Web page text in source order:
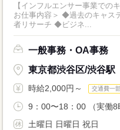
【インフルエンサー事業での
お仕事内容＞ ◆過去のキャス
者リサーチ ◆ビジネ...
一般事務・OA事務
東京都渋谷区/渋谷駅
時給2,000円～ 交通費一
9：00〜18：00 （実働8
土曜日 日曜日 祝日